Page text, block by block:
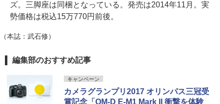
ズ。三脚座は同梱となっている。発売は2014年11月。実
勢価格は税込15万770円前後。
（本誌：武石修）
編集部のおすすめ記事
キャンペーン
カメラグランプリ2017 オリンパス三冠受
賞記念「OM-D E-M1 Mark II 衝撃を体験